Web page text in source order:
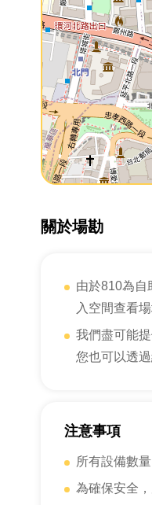
關於場勘
由於810為自
入空間查看場
我們盡可能
您也可以透
注意事項
所有設備數
為確保安全